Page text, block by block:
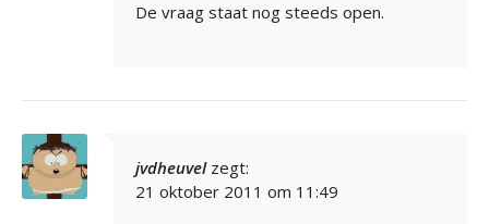
De vraag staat nog steeds open.
jvdheuvel zegt:
21 oktober 2011 om 11:49